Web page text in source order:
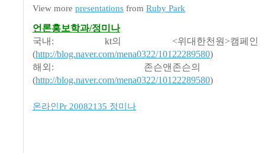
View more presentations from Ruby Park
언론홍보학과/정미나
국내: kt의 <위대한천원>캠
(http://blog.naver.com/mena0322/10122289580)
해외: 존슨앤존슨의 위
(http://blog.naver.com/mena0322/10122289580)
온라인Pr 20082135 정미나